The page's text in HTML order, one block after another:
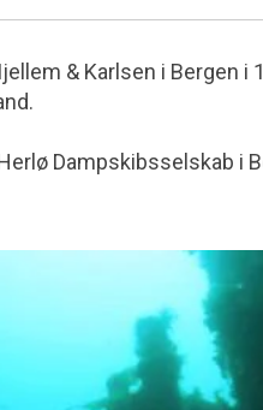
& Karlsen i Bergen i
Dampskibsselskab i